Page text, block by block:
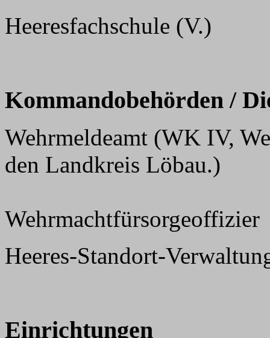
Heeresfachschule (V.)
Kommandobehörden /
Wehrmeldeamt (WK IV,
den Landkreis Löbau.)
Wehrmachtfürsorgeoffizier
Heeres-Standort-
Einrichtungen